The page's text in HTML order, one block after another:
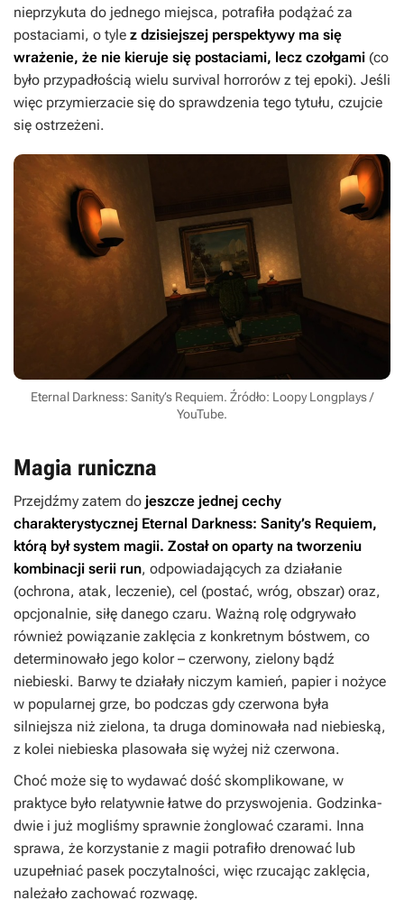
nieprzykuta do jednego miejsca, potrafiła podążać za
postaciami, o tyle z dzisiejszej perspektywy ma się
wrażenie, że nie kieruje się postaciami, lecz czołgami (co
było przypadłością wielu survival horrorów z tej epoki). Jeśli
więc przymierzacie się do sprawdzenia tego tytułu, czujcie
się ostrzeżeni.
Eternal Darkness: Sanity’s Requiem. Źródło: Loopy Longplays /
YouTube.
Magia runiczna
Przejdźmy zatem do jeszcze jednej cechy
charakterystycznej Eternal Darkness: Sanity’s Requiem,
którą był system magii. Został on oparty na tworzeniu
kombinacji serii run, odpowiadających za działanie
(ochrona, atak, leczenie), cel (postać, wróg, obszar) oraz,
opcjonalnie, siłę danego czaru. Ważną rolę odgrywało
również powiązanie zaklęcia z konkretnym bóstwem, co
determinowało jego kolor – czerwony, zielony bądź
niebieski. Barwy te działały niczym kamień, papier i nożyce
w popularnej grze, bo podczas gdy czerwona była
silniejsza niż zielona, ta druga dominowała nad niebieską,
z kolei niebieska plasowała się wyżej niż czerwona.
Choć może się to wydawać dość skomplikowane, w
praktyce było relatywnie łatwe do przyswojenia. Godzinka-
dwie i już mogliśmy sprawnie żonglować czarami. Inna
sprawa, że korzystanie z magii potrafiło drenować lub
uzupełniać pasek poczytalności, więc rzucając zaklęcia,
należało zachować rozwagę.